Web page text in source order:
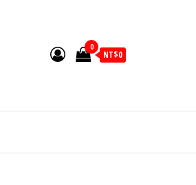
0
NT$0